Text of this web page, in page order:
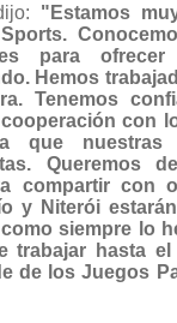
"Estamos
para ofrecer
Hemos
Tenemos
con
que nuestras
Queremos
compartir con
y Niterói
siempre lo
trabajar hasta el
de los Juegos